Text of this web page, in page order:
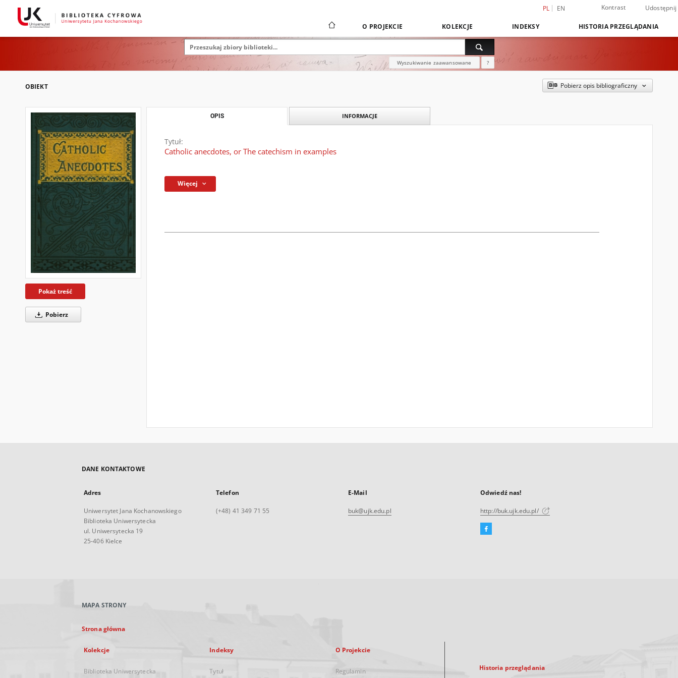
PL EN Kontrast Udostępnij
O PROJEKCIE KOLEKCJE INDEKSY HISTORIA PRZEGLĄDANIA
Wyszukiwanie zaawansowane ?
OBIEKT Pobierz opis bibliograficzny
Pokaż treść
Pobierz
OPIS INFORMACJE
Tytuł:
Catholic anecdotes, or The catechism in examples
Więcej
DANE KONTAKTOWE
Adres
Uniwersytet Jana Kochanowskiego
Biblioteka Uniwersytecka
ul. Uniwersytecka 19
25-406 Kielce
Telefon
(+48) 41 349 71 55
E-Mail
buk@ujk.edu.pl
Odwiedź nas!
http://buk.ujk.edu.pl/
Facebook
MAPA STRONY
Strona główna
Kolekcje
Biblioteka Uniwersytecka
Indeksy
Tytuł
O Projekcie
Regulamin Historia przeglądania